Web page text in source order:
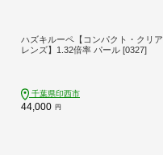
ハズキルーペ【コンパクト・クリア
レンズ】1.32倍率 パール [0327]
千葉県印西市
44,000 円